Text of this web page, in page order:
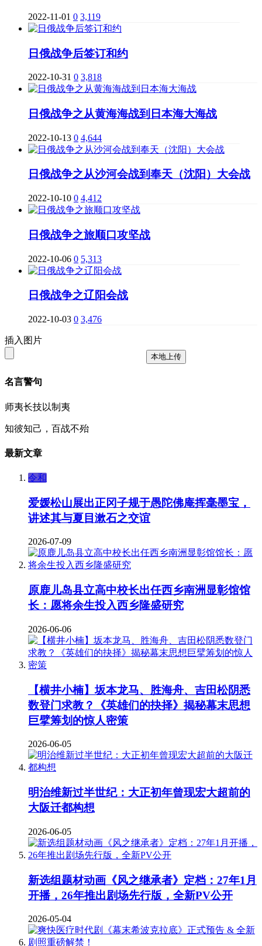
2022-11-01 0 3,119
日俄战争后签订和约
2022-10-31 0 3,818
日俄战争之从黄海海战到日本海大海战
2022-10-13 0 4,644
日俄战争之从沙河会战到奉天（沈阳）大会战
2022-10-10 0 4,412
日俄战争之旅顺口攻坚战
2022-10-06 0 5,313
日俄战争之辽阳会战
2022-10-03 0 3,476
插入图片
本地上传
名言警句
师夷长技以制夷
知彼知己，百战不殆
最新文章
令和
爱媛松山展出正冈子规于愚陀佛庵挥毫墨宝，
讲述其与夏目漱石之交谊
2026-07-09
原鹿儿岛县立高中校长出任西乡南洲显彰馆馆
长：愿将余生投入西乡隆盛研究
2026-06-06
【横井小楠】坂本龙马、胜海舟、吉田松阴悉
数登门求教？《英雄们的抉择》揭秘幕末思想
巨擘筹划的惊人密策
2026-06-05
明治维新过半世纪：大正初年曾现宏大超前的
大阪迁都构想
2026-06-05
新选组题材动画《风之继承者》定档：27年1月
开播，26年推出剧场先行版，全新PV公开
2026-05-04